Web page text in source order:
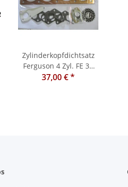
Zylinderkopfdichtsatz
Ferguson 4 Zyl. FE 35
TEA20, TED20 35 Petrol
37,00 €*